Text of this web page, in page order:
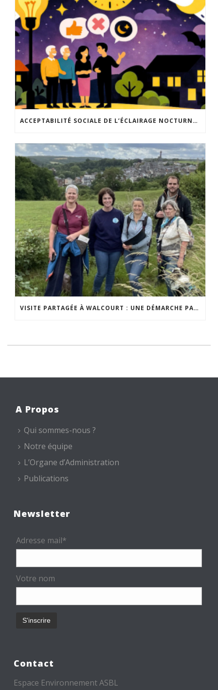
ACCEPTABILITÉ SOCIALE DE L’ÉCLAIRAGE NOCTURNE : LE REPLAY EST DISPONIBLE
VISITE PARTAGÉE À WALCOURT : UNE DÉMARCHE PARTICIPATIVE ANIMÉE PAR ESPACE ENVIRONNEMENT
A Propos
Qui sommes-nous ?
Notre équipe
L’Organe d’Administration
Publications
Newsletter
Adresse mail*
Votre nom
Contact
Espace Environnement ASBL